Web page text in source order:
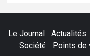
Le Journal Actualités
Société
Points de